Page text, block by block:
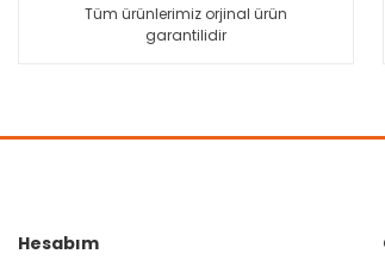
Tüm ürünlerimiz orjinal ürün
garantilidir
Hesabım